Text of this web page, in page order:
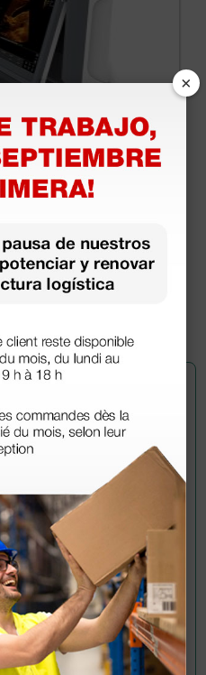
- blanco/negro -
¿Necesitas más
a los colegas que ya
×